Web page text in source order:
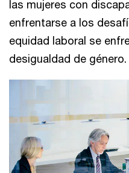
las mujeres con
enfrentarse a los
equidad laboral se
desigualdad de género.